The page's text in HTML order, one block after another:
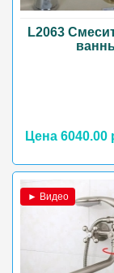
L2063
Цена 6040.00
► Видео